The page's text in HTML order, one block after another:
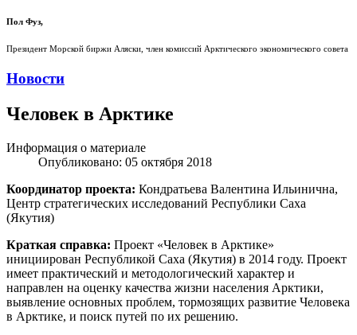
Пол Фуз,
Президент Морской биржи Аляски, член комиссий Арктического экономического совета
Новости
Человек в Арктике
Информация о материале
Опубликовано: 05 октября 2018
Координатор проекта: Кондратьева Валентина Ильинична,
Центр стратегических исследований Республики Саха
(Якутия)
Краткая справка: Проект «Человек в Арктике»
инициирован Республикой Саха (Якутия) в 2014 году. Проект
имеет практический и методологический характер и
направлен на оценку качества жизни населения Арктики,
выявление основных проблем, тормозящих развитие Человека
в Арктике, и поиск путей по их решению.